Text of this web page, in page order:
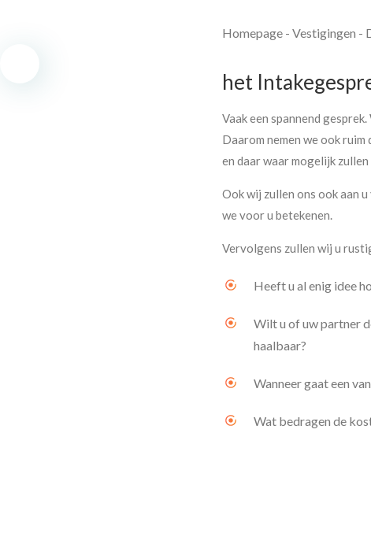
Homepage - Vestigingen -
het
Vaak een spannend
Daarom nemen we ook
en daar waar mogelijk
Ook wij zullen ons ook aan
we voor u betekenen.
Vervolgens zullen wij u
Heeft u al enig idee
Wilt u of uw partner
haalbaar?
Wanneer gaat een
Wat bedragen de